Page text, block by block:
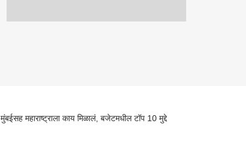
महाराष्ट्राला काय मिळालं, बजेटमधील टॉप 10 मुद्दे